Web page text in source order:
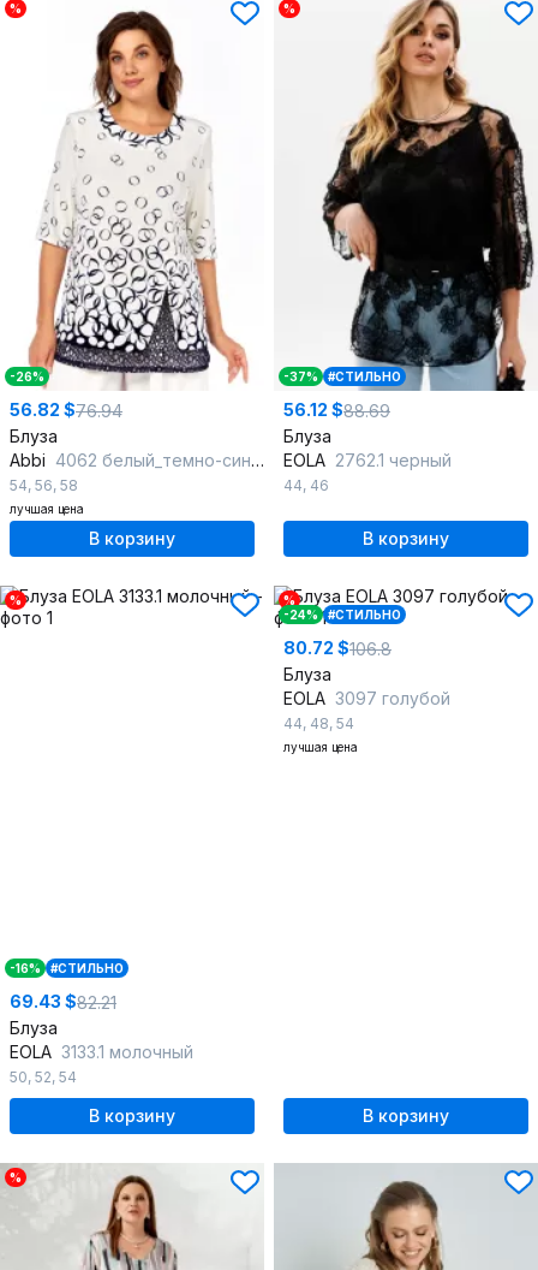
%
-26%
56.82 $76.94
Блуза
Abbi 4062 белый_темно-синий
54, 56, 58
лучшая цена
В корзину
%
-37% #СТИЛЬНО
56.12 $88.69
Блуза
EOLA 2762.1 черный
44, 46
В корзину
%
-16% #СТИЛЬНО
69.43 $82.21
Блуза
EOLA 3133.1 молочный
50, 52, 54
В корзину
%
-24%
#СТИЛЬНО
80.72 $106.8
Блуза
EOLA 3097 голубой
44, 48, 54
лучшая цена
В корзину
%